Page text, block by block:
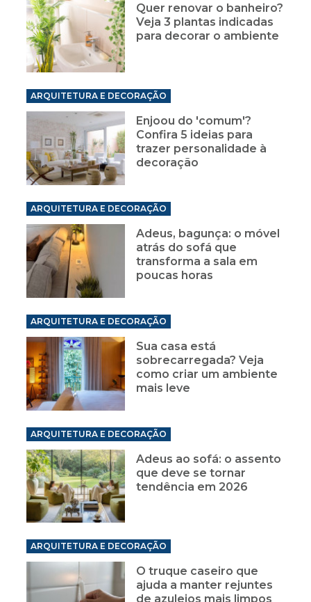
Quer renovar o banheiro?
Veja 3 plantas indicadas
para decorar o ambiente
ARQUITETURA E DECORAÇÃO
Enjoou do 'comum'?
Confira 5 ideias para
trazer personalidade à
decoração
ARQUITETURA E DECORAÇÃO
Adeus, bagunça: o móvel
atrás do sofá que
transforma a sala em
poucas horas
ARQUITETURA E DECORAÇÃO
Sua casa está
sobrecarregada? Veja
como criar um ambiente
mais leve
ARQUITETURA E DECORAÇÃO
Adeus ao sofá: o assento
que deve se tornar
tendência em 2026
ARQUITETURA E DECORAÇÃO
O truque caseiro que
ajuda a manter rejuntes
de azulejos mais limpos